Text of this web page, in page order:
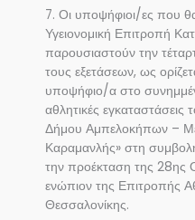
7. Οι υποψήφιοι/ες που
Υγειονομική Επιτροπή
παρουσιαστούν την
τους εξετάσεων, ως
υποψήφιο/α στο
αθλητικές εγκαταστάσεις
Δήμου Αμπελοκήπων –
Καραμανλής» στη
την προέκταση της
ενώπιον της Επιτροπής
Θεσσαλονίκης.